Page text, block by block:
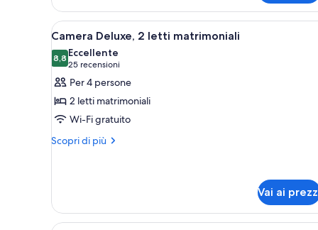
1
letto
king
Apri
tutte
le
foto
per
Camera
Deluxe,
2
Camera d'albergo con due
6
Camera Deluxe, 2 letti matrimoniali
8,88,8 su 10
Eccellente
25 recensioni
(25
recensioni)
Per 4 persone
2 letti matrimoniali
Wi-Fi gratuito
Scopri di più
Altri
2
letti
Vai ai
Un soggiorno moderno con